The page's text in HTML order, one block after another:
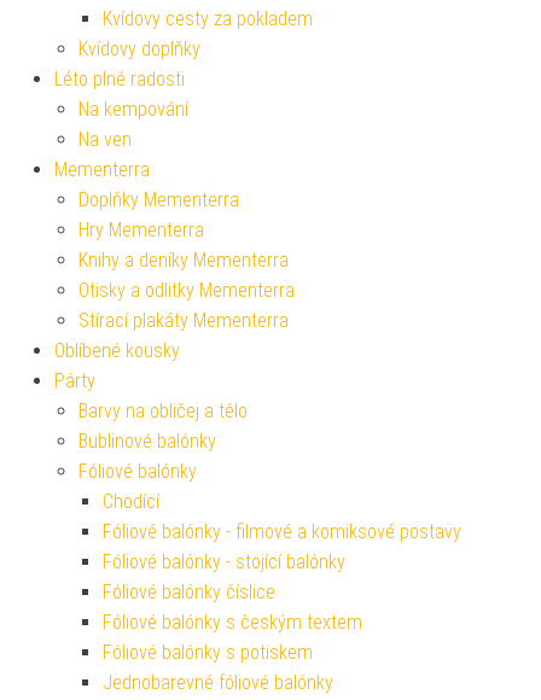
Kvídovy cesty za pokladem
Kvídovy doplňky
Léto plné radosti
Na kempování
Na ven
Mementerra
Doplňky Mementerra
Hry Mementerra
Knihy a deníky Mementerra
Otisky a odlitky Mementerra
Stírací plakáty Mementerra
Oblíbené kousky
Párty
Barvy na obličej a tělo
Bublinové balónky
Fóliové balónky
Chodící
Fóliové balónky - filmové a komiksové postavy
Fóliové balónky - stojící balónky
Fóliové balónky číslice
Fóliové balónky s českým textem
Fóliové balónky s potiskem
Jednobarevné fóliové balónky